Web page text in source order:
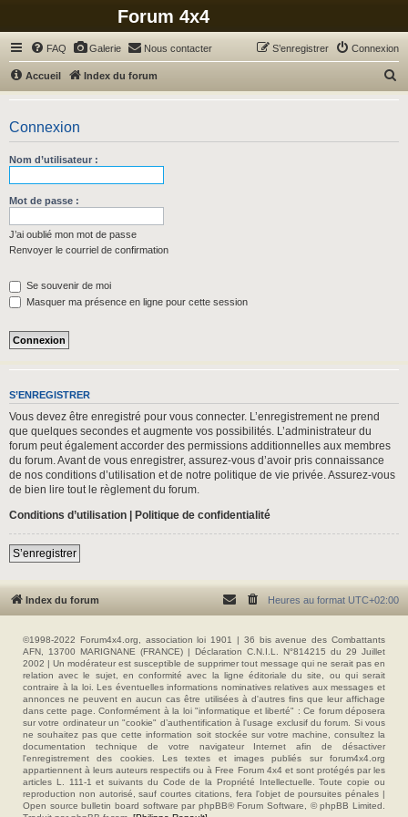
Forum 4x4
FAQ Galerie Nous contacter Connexion
S’enregistrer
Accueil Index du forum
h
Connexion
Nom d’utilisateur :
Mot de passe :
J’ai oublié mon mot de passe
Renvoyer le courriel de confirmation
Se souvenir de moi
Masquer ma présence en ligne pour cette session
S’ENREGISTRER
Vous devez être enregistré pour vous connecter. L’enregistrement ne prend
que quelques secondes et augmente vos possibilités. L’administrateur du
forum peut également accorder des permissions additionnelles aux membres
du forum. Avant de vous enregistrer, assurez-vous d’avoir pris connaissance
de nos conditions d’utilisation et de notre politique de vie privée. Assurez-vous
de bien lire tout le règlement du forum.
Conditions d’utilisation | Politique de confidentialité
S’enregistrer
Index du forum Heures au format UTC+02:00
©1998-2022 Forum4x4.org, association loi 1901 | 36 bis avenue des Combattants
AFN, 13700 MARIGNANE (FRANCE) | Déclaration C.N.I.L. N°814215 du 29 Juillet
2002 | Un modérateur est susceptible de supprimer tout message qui ne serait pas en
relation avec le sujet, en conformité avec la ligne éditoriale du site, ou qui serait
contraire à la loi. Les éventuelles informations nominatives relatives aux messages et
annonces ne peuvent en aucun cas être utilisées à d'autres fins que leur affichage
dans cette page. Conformément à la loi "informatique et liberté" : Ce forum déposera
sur votre ordinateur un "cookie" d’authentification à l'usage exclusif du forum. Si vous
ne souhaitez pas que cette information soit stockée sur votre machine, consultez la
documentation technique de votre navigateur Internet afin de désactiver
l'enregistrement des cookies. Les textes et images publiés sur forum4x4.org
appartiennent à leurs auteurs respectifs ou à Free Forum 4x4 et sont protégés par les
articles L. 111-1 et suivants du Code de la Propriété Intellectuelle. Toute copie ou
reproduction non autorisé, sauf courtes citations, fera l'objet de poursuites pénales |
Open source bulletin board software par phpBB® Forum Software, © phpBB Limited.